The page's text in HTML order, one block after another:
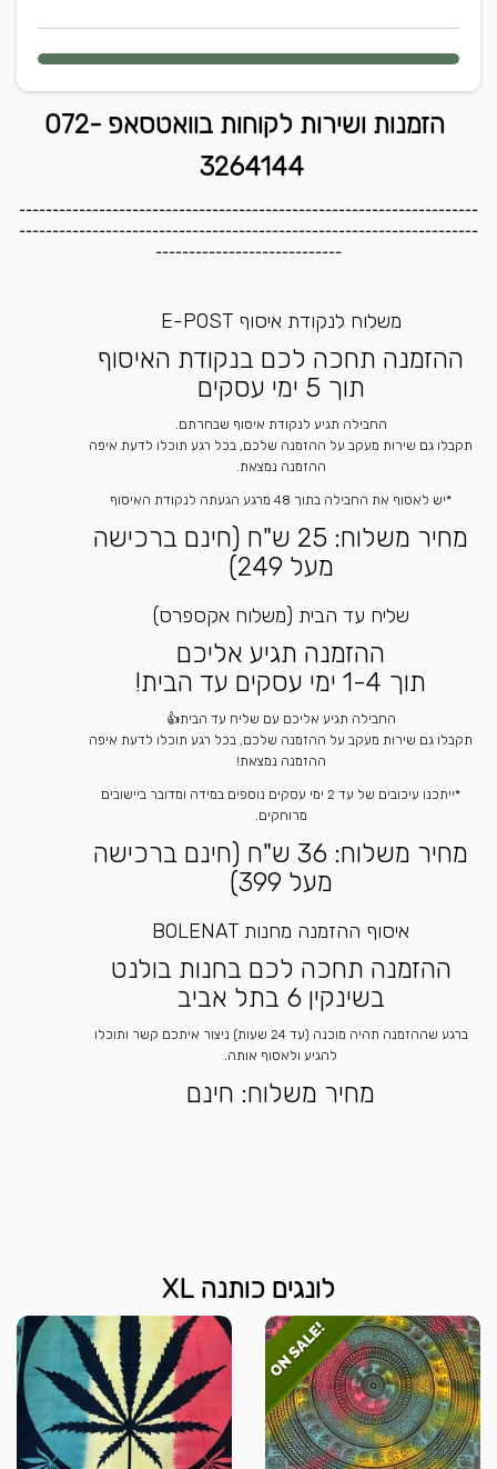
הזמנות ושירות לקוחות בוואטסאפ 072-
3264144
---------------------------------------------------------------------
---------------------------------------------------------------------
----------------------------
משלוח לנקודת איסוף E-POST
ההזמנה תחכה לכם בנקודת האיסוף
תוך 5 ימי עסקים
החבילה תגיע לנקודת איסוף שבחרתם.
תקבלו גם שירות מעקב על ההזמנה שלכם, בכל רגע תוכלו לדעת איפה
ההזמנה נמצאת.
*יש לאסוף את החבילה בתוך 48 מרגע הגעתה לנקודת האיסוף
מחיר משלוח: 25 ש"ח (חינם ברכישה
מעל 249)
שליח עד הבית (משלוח אקספרס)
ההזמנה תגיע אליכם
תוך 1-4 ימי עסקים עד הבית!
החבילה תגיע אליכם עם שליח עד הבית👍
תקבלו גם שירות מעקב על ההזמנה שלכם, בכל רגע תוכלו לדעת איפה
ההזמנה נמצאת!
*ייתכנו עיכובים של עד 2 ימי עסקים נוספים במידה ומדובר ביישובים
מרוחקים.
מחיר משלוח: 36 ש"ח (חינם ברכישה
מעל 399)
איסוף ההזמנה מחנות BOLENAT
ההזמנה תחכה לכם בחנות בולנט
בשינקין 6 בתל אביב
ברגע שההזמנה תהיה מוכנה (עד 24 שעות) ניצור איתכם קשר ותוכלו
להגיע ולאסוף אותה.
מחיר משלוח: חינם
לונגים כותנה XL